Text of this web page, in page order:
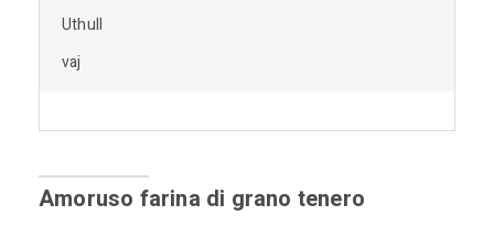
Uthull
vaj
Amoruso farina di grano tenero